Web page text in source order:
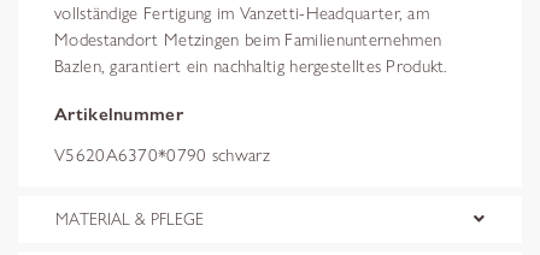
vollständige Fertigung im Vanzetti-Headquarter, am
Modestandort Metzingen beim Familienunternehmen
Bazlen, garantiert ein nachhaltig hergestelltes Produkt.
Artikelnummer
V5620A6370*0790 schwarz
MATERIAL & PFLEGE